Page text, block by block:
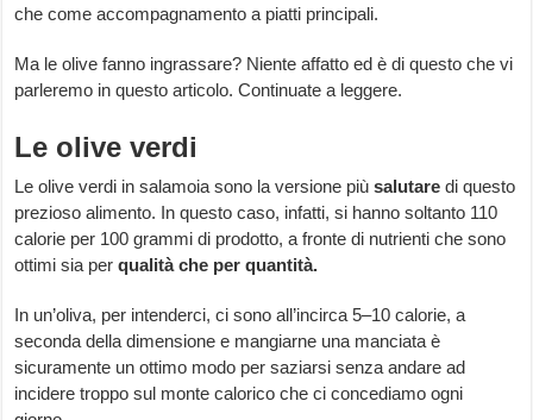
che come accompagnamento a piatti principali.
Ma le olive fanno ingrassare? Niente affatto ed è di questo che vi
parleremo in questo articolo. Continuate a leggere.
Le olive verdi
Le olive verdi in salamoia sono la versione piùsalutare di questo
prezioso alimento. In questo caso, infatti, si hanno soltanto 110
calorie per 100 grammi di prodotto, a fronte di nutrienti che sono
ottimi sia perqualità che per quantità.
In un’oliva, per intenderci, ci sono all’incirca 5–10 calorie, a
seconda della dimensione e mangiarne una manciata è
sicuramente un ottimo modo per saziarsi senza andare ad
incidere troppo sul monte calorico che ci concediamo ogni